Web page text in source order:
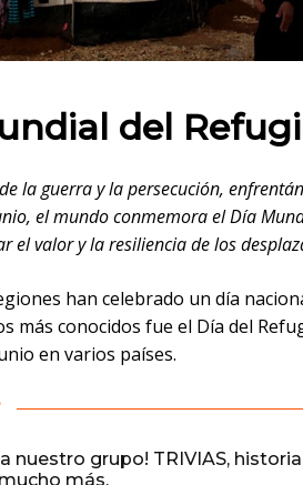
del
la guerra y la persecución,
el mundo conmemora el Día
el valor y la resiliencia de los
han celebrado un día
más conocidos fue el Día del
en varios países.
a nuestro grupo! TRIVIAS,
más.